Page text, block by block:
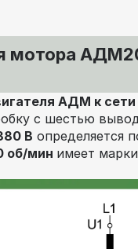
мотора
АДМ к
с шестью
В определяется
об/мин имеет